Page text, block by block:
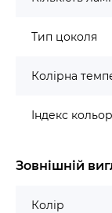
Тип цоколя
Колірна
Індекс
Зовнішній
Колір